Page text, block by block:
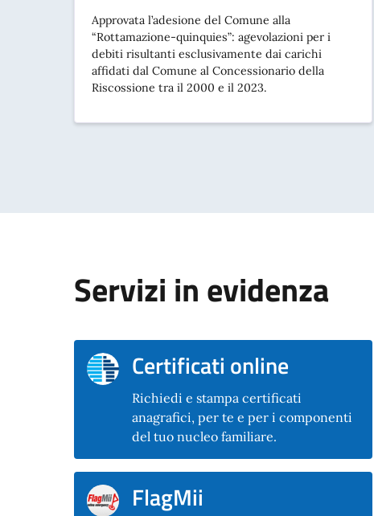
Approvata l’adesione del Comune alla
“Rottamazione-quinquies”: agevolazioni per i
debiti risultanti esclusivamente dai carichi
affidati dal Comune al Concessionario della
Riscossione tra il 2000 e il 2023.
Servizi in evidenza
Certificati online
Richiedi e stampa certificati
anagrafici, per te e per i componenti
del tuo nucleo familiare.
FlagMii